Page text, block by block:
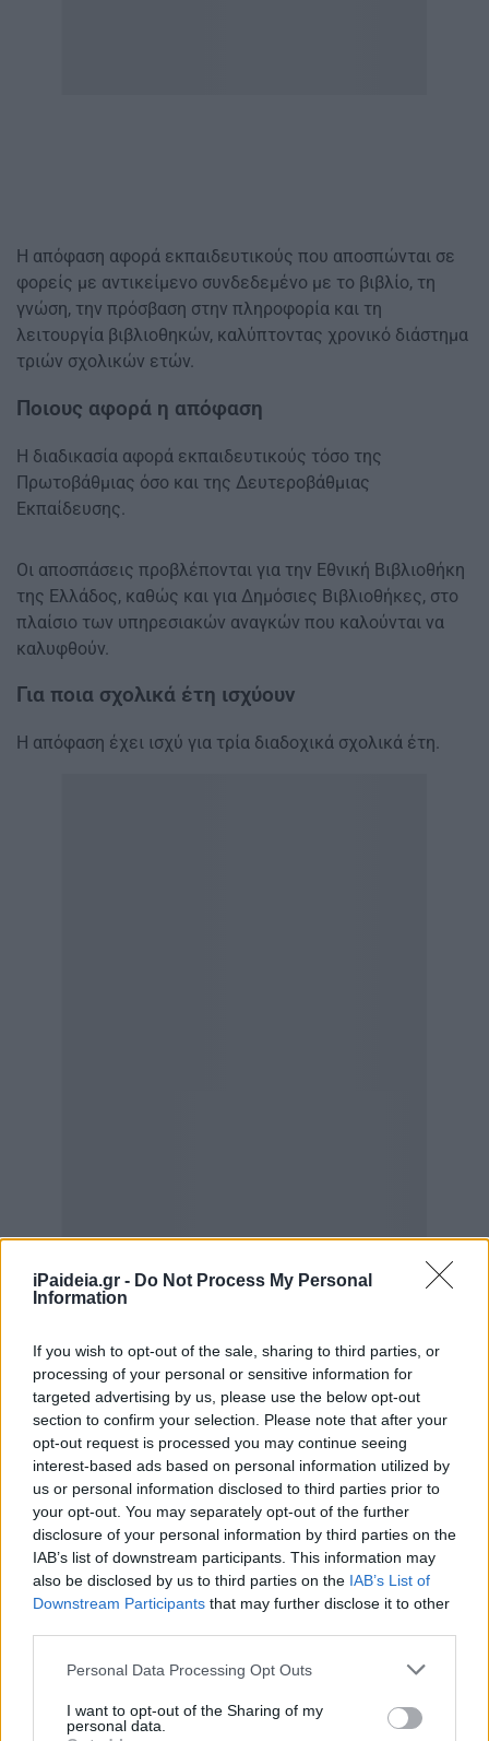
iPaideia.gr - Do Not Process My Personal
Information
If you wish to opt-out of the sale, sharing to third parties, or
processing of your personal or sensitive information for
targeted advertising by us, please use the below opt-out
section to confirm your selection. Please note that after your
opt-out request is processed you may continue seeing
interest-based ads based on personal information utilized by
us or personal information disclosed to third parties prior to
your opt-out. You may separately opt-out of the further
disclosure of your personal information by third parties on the
IAB’s list of downstream participants. This information may
also be disclosed by us to third parties on the IAB’s List of
Downstream Participants that may further disclose it to other
Please note that this website/app uses one or more Google
not limited to your visit or usage behaviour. You may click to
grant or deny consent to Google and its third-party tags to
Personal Data Processing Opt Outs
I want to opt-out of the Sharing of my
personal data.
Η απόφαση αφορά εκπαιδευτικούς που αποσπώνται σε
φορείς με αντικείμενο συνδεδεμένο με το βιβλίο, τη
γνώση, την πρόσβαση στην πληροφορία και τη
λειτουργία βιβλιοθηκών, καλύπτοντας χρονικό διάστημα
τριών σχολικών ετών.
Ποιους αφορά η απόφαση
Η διαδικασία αφορά εκπαιδευτικούς τόσο της
Πρωτοβάθμιας όσο και της Δευτεροβάθμιας
Εκπαίδευσης.
Οι αποσπάσεις προβλέπονται για την Εθνική Βιβλιοθήκη
της Ελλάδος, καθώς και για Δημόσιες Βιβλιοθήκες, στο
πλαίσιο των υπηρεσιακών αναγκών που καλούνται να
καλυφθούν.
Για ποια σχολικά έτη ισχύουν
Η απόφαση έχει ισχύ για τρία διαδοχικά σχολικά έτη.
Συγκεκριμένα, αφορά τα σχολικά έτη 2026-2027, 2027-
2028 και 2028-2029, γεγονός που δίνει πολυετή διάρκεια
στις συγκεκριμένες αποσπάσεις.
Η σημασία των αποσπάσεων
Οι αποσπάσεις σε βιβλιοθήκες συνδέονται με τη
λειτουργία φορέων που έχουν εκπαιδευτικό,
Η παρουσία εκπαιδευτικών σε τέτοιες δομές μπορεί να
συμβάλει στην υποστήριξη δράσεων που σχετίζονται με